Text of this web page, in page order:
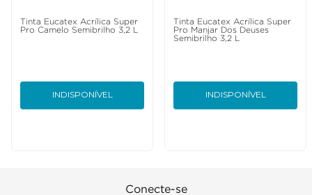
Tinta Eucatex Acrílica Super
Pro Camelo Semibrilho 3,2 L
INDISPONÍVEL
Tinta Eucatex Acrílica Super
Pro Manjar Dos Deuses
Semibrilho 3,2 L
INDISPONÍVEL
Conecte-se